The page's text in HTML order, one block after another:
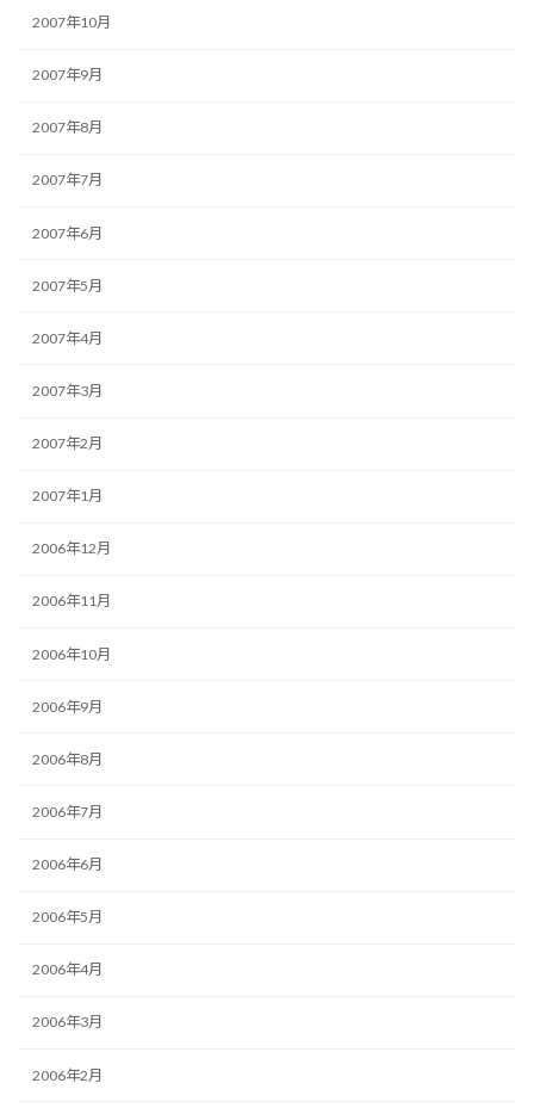
2007年10月
2007年9月
2007年8月
2007年7月
2007年6月
2007年5月
2007年4月
2007年3月
2007年2月
2007年1月
2006年12月
2006年11月
2006年10月
2006年9月
2006年8月
2006年7月
2006年6月
2006年5月
2006年4月
2006年3月
2006年2月